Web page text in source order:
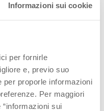
Informazioni sui cookie
per fornirle
e, previo suo
proporle informazioni
Per maggiori
sui
delle restrizioni
Sarà nostra cura
orders to fight Covid-
fill all the sections as